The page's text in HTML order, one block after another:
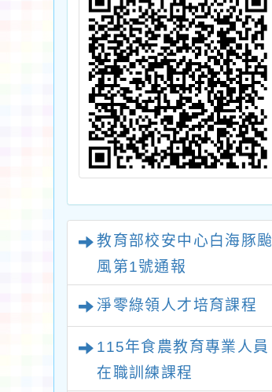
教育部校安中心白海豚颱
風第1號通報
淨零綠領人才培育課程
115年食農教育專業人員
在職訓練課程